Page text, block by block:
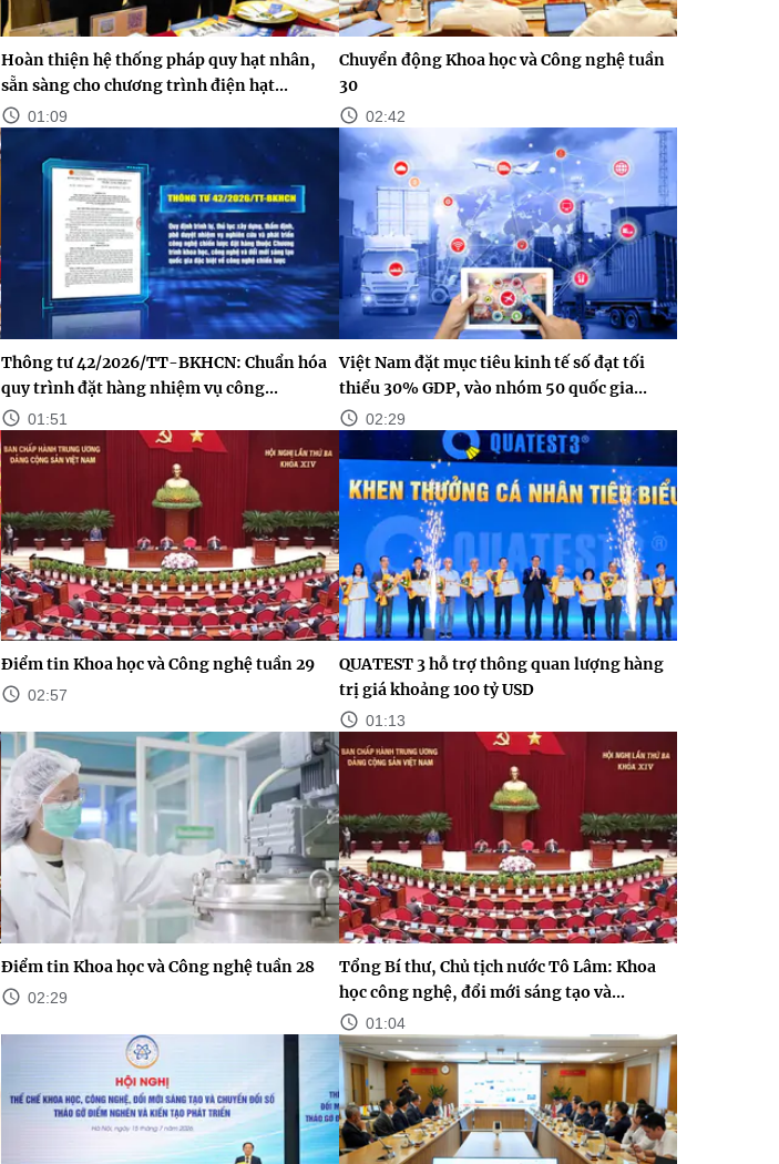
Hoàn thiện hệ thống pháp quy hạt nhân,
sẵn sàng cho chương trình điện hạt...
01:09
Chuyển động Khoa học và Công nghệ tuần
30
02:42
Thông tư 42/2026/TT-BKHCN: Chuẩn hóa
quy trình đặt hàng nhiệm vụ công...
01:51
Việt Nam đặt mục tiêu kinh tế số đạt tối
thiểu 30% GDP, vào nhóm 50 quốc gia...
02:29
Điểm tin Khoa học và Công nghệ tuần 29
02:57
QUATEST 3 hỗ trợ thông quan lượng hàng
trị giá khoảng 100 tỷ USD
01:13
Điểm tin Khoa học và Công nghệ tuần 28
02:29
Tổng Bí thư, Chủ tịch nước Tô Lâm: Khoa
học công nghệ, đổi mới sáng tạo và...
01:04